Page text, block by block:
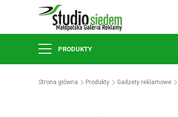
PRODUKTY
Strona główna Produkty Gadżety reklamowe